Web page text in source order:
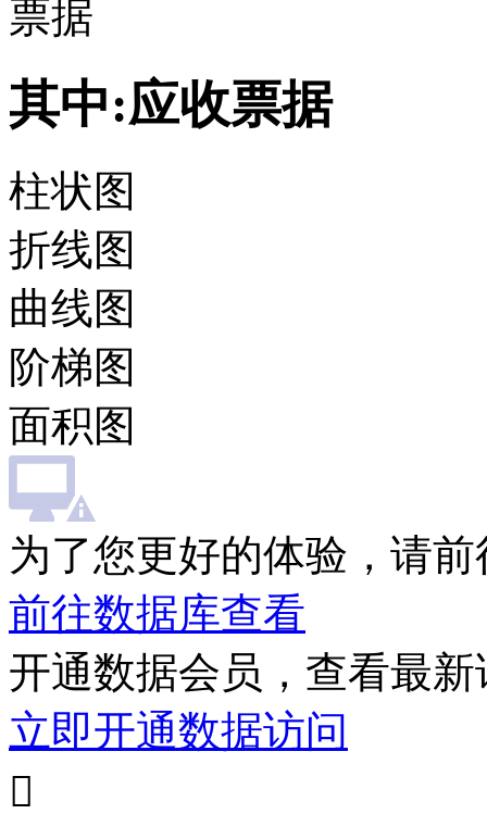
票据
其中:应收票据
柱状图
折线图
曲线图
阶梯图
面积图
为了您更好的体验，请
前往数据库查看
开通数据会员，查看最
立即开通数据访问
